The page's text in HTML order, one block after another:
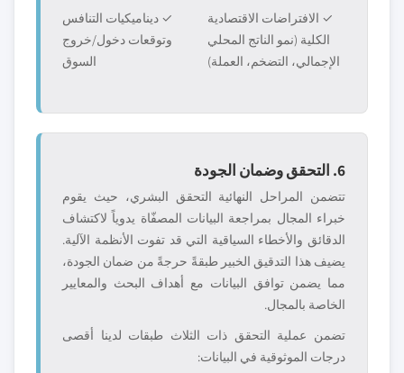
✓ الافتراضات الاقتصادية
الكلية (نمو الناتج المحلي
الإجمالي، التضخم، العملة)
✓ ديناميكيات التنافس
وتوقعات دخول/خروج
السوق
6. التحقق وضمان الجودة
تتضمن المراحل النهائية التحقق البشري، حيث يقوم
خبراء المجال بمراجعة البيانات المصفّاة يدوياً لاكتشاف
الدقائق والأخطاء السياقية التي قد تفوت الأنظمة الآلية.
يضيف هذا التدقيق الخبير طبقةً حرجةً من ضمان الجودة،
مما يضمن توافق البيانات مع أهداف البحث والمعايير
الخاصة بالمجال.
تضمن عملية التحقق ذات الثلاث طبقات لدينا أقصى
درجات الموثوقية في البيانات: